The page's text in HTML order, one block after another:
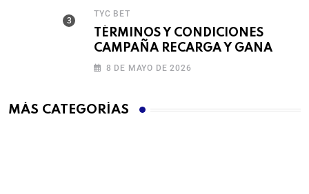
TYC BET
TÉRMINOS Y CONDICIONES
CAMPAÑA RECARGA Y GANA
8 DE MAYO DE 2026
MÁS CATEGORÍAS